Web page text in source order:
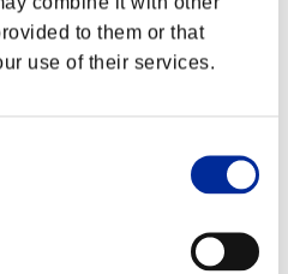
to them or that
use of their services.